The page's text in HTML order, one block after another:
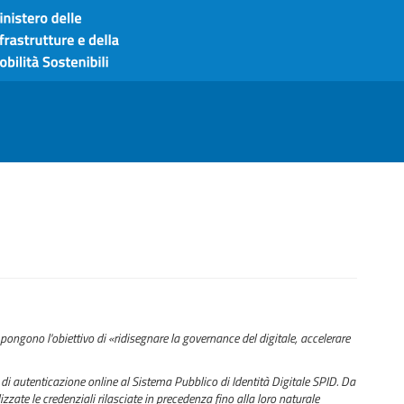
l'obiettivo di «ridisegnare la governance del digitale, accelerare
online al Sistema Pubblico di Identità Digitale SPID. Da
le credenziali rilasciate in precedenza fino alla loro naturale